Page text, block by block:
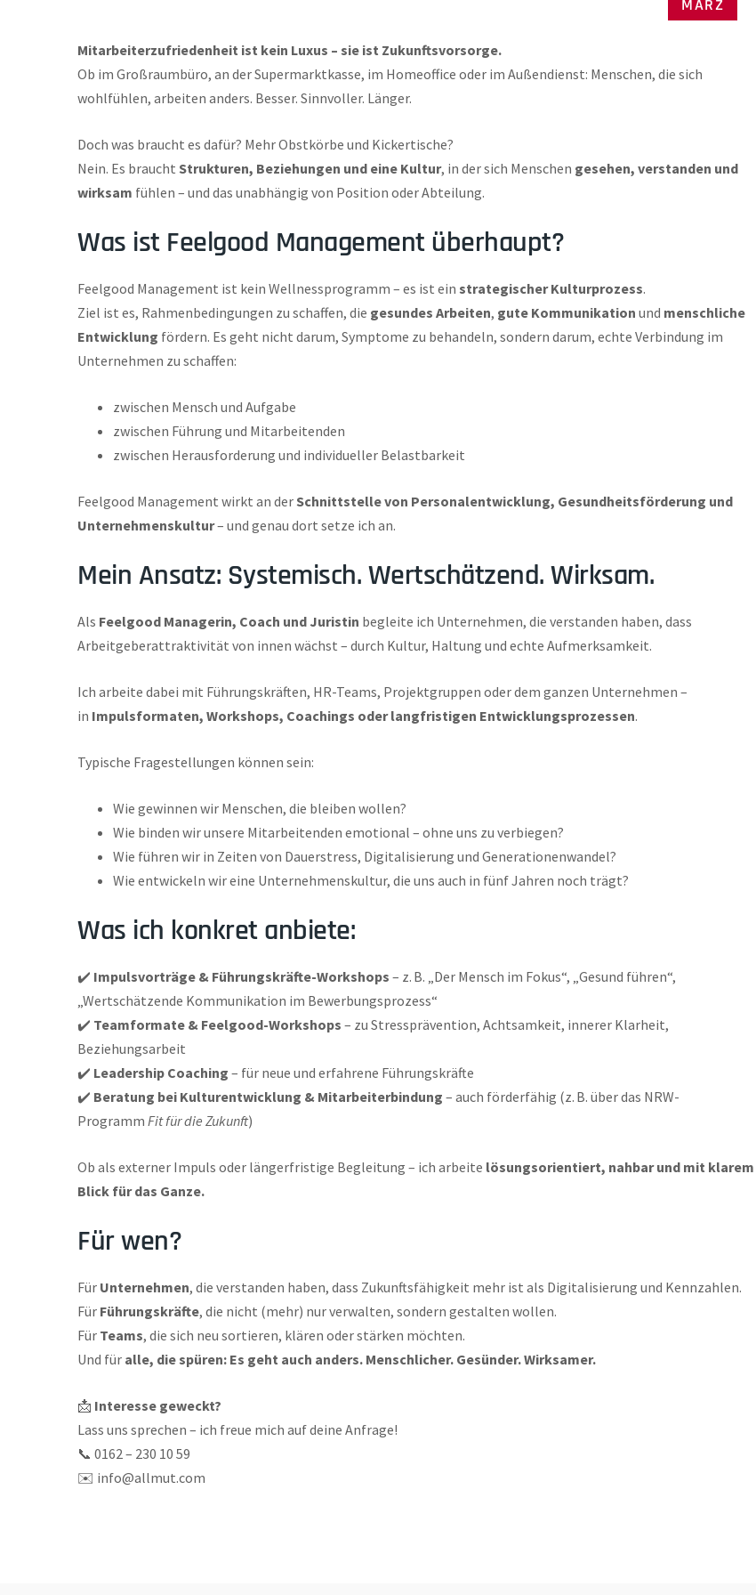
MÄRZ
Mitarbeiterzufriedenheit ist kein Luxus – sie ist Zukunftsvorsorge.
Ob im Großraumbüro, an der Supermarktkasse, im Homeoffice oder im Außendienst: Menschen, die sich
wohlfühlen, arbeiten anders. Besser. Sinnvoller. Länger.
Doch was braucht es dafür? Mehr Obstkörbe und Kickertische?
Nein. Es braucht Strukturen, Beziehungen und eine Kultur, in der sich Menschen gesehen, verstanden und
wirksam fühlen – und das unabhängig von Position oder Abteilung.
Was ist Feelgood Management überhaupt?
Feelgood Management ist kein Wellnessprogramm – es ist ein strategischer Kulturprozess.
Ziel ist es, Rahmenbedingungen zu schaffen, die gesundes Arbeiten, gute Kommunikation und menschliche
Entwicklung fördern. Es geht nicht darum, Symptome zu behandeln, sondern darum, echte Verbindung im
Unternehmen zu schaffen:
zwischen Mensch und Aufgabe
zwischen Führung und Mitarbeitenden
zwischen Herausforderung und individueller Belastbarkeit
Feelgood Management wirkt an derSchnittstelle von Personalentwicklung, Gesundheitsförderung und
Unternehmenskultur– und genau dort setze ich an.
Mein Ansatz: Systemisch. Wertschätzend. Wirksam.
Als Feelgood Managerin, Coach und Juristin begleite ich Unternehmen, die verstanden haben, dass
Arbeitgeberattraktivität von innen wächst – durch Kultur, Haltung und echte Aufmerksamkeit.
Ich arbeite dabei mit Führungskräften, HR-Teams, Projektgruppen oder dem ganzen Unternehmen –
in Impulsformaten, Workshops, Coachings oder langfristigen Entwicklungsprozessen.
Typische Fragestellungen können sein:
Wie gewinnen wir Menschen, die bleiben wollen?
Wie binden wir unsere Mitarbeitenden emotional – ohne uns zu verbiegen?
Wie führen wir in Zeiten von Dauerstress, Digitalisierung und Generationenwandel?
Wie entwickeln wir eine Unternehmenskultur, die uns auch in fünf Jahren noch trägt?
Was ich konkret anbiete:
✔️ Impulsvorträge & Führungskräfte-Workshops – z. B. „Der Mensch im Fokus“, „Gesund führen“,
„Wertschätzende Kommunikation im Bewerbungsprozess“
✔️ Teamformate & Feelgood-Workshops – zu Stressprävention, Achtsamkeit, innerer Klarheit,
Beziehungsarbeit
✔️ Leadership Coaching – für neue und erfahrene Führungskräfte
✔️ Beratung bei Kulturentwicklung & Mitarbeiterbindung – auch förderfähig (z. B. über das NRW-
Programm Fit für die Zukunft)
Ob als externer Impuls oder längerfristige Begleitung – ich arbeite lösungsorientiert, nahbar und mit klarem
Blick für das Ganze.
Für wen?
Für Unternehmen, die verstanden haben, dass Zukunftsfähigkeit mehr ist als Digitalisierung und Kennzahlen.
Für Führungskräfte, die nicht (mehr) nur verwalten, sondern gestalten wollen.
Für Teams, die sich neu sortieren, klären oder stärken möchten.
Und für alle, die spüren: Es geht auch anders. Menschlicher. Gesünder. Wirksamer.
📩 Interesse geweckt?
Lass uns sprechen – ich freue mich auf deine Anfrage!
📞 0162 – 230 10 59
✉️ info@allmut.com